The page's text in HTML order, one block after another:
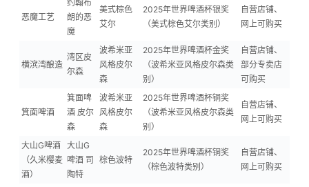
恶魔工艺
约翰布
朗的恶
魔
美式棕色
艾尔
2025年世界啤酒杯银奖
（美式棕色艾尔类别）
自营店铺、
网上可购买
横滨湾酿造
湾区皮
尔森
波希米亚
风格皮尔
森
2025年世界啤酒杯金奖
（波希米亚风格皮尔森类
别）
自营店铺、
部分专卖店
可购买
箕面啤酒
箕面啤
酒 皮尔
森
波希米亚
风格皮尔
森
2025年世界啤酒杯铜奖
（波希米亚风格皮尔森类
别）
自营店铺、
网上可购买
大山G啤酒
（久米樱麦
酒）
大山G
啤酒 司
陶特
棕色波特
2025年世界啤酒杯铜奖
（棕色波特类别）
自营店铺、
网上可购买